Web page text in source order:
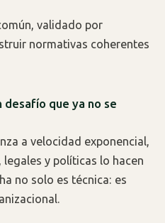
validado por
normativas coherentes
desafío que ya no se
a velocidad exponencial,
y políticas lo hacen
no solo es técnica: es